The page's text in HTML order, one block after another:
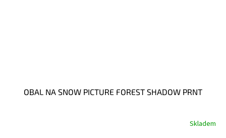
OBAL NA SNOW PICTURE FOREST SHADOW PRNT
Skladem